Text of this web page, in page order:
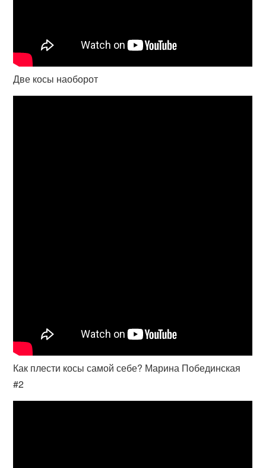
Две косы наоборот
Как плести косы самой себе? Марина Побединская
#2